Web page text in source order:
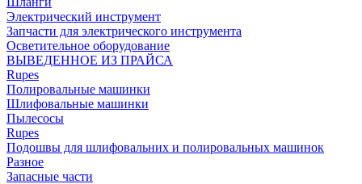
Электрический инструмент
Запчасти для электрического инструмента
Осветительное оборудование
ВЫВЕДЕННОЕ ИЗ ПРАЙСА
Rupes
Полировальные машинки
Шлифовальные машинки
Пылесосы
Rupes
Подошвы для шлифовальних и полировальных машинок
Разное
Запасные части